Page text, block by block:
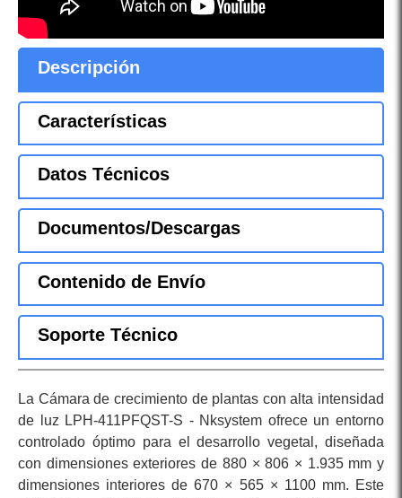
Descripción
Características
Datos Técnicos
Documentos/Descargas
Contenido de Envío
Soporte Técnico
La Cámara de crecimiento de plantas con alta intensidad
de luz LPH-411PFQST-S - Nksystem ofrece un entorno
controlado óptimo para el desarrollo vegetal, diseñada
con dimensiones exteriores de 880 × 806 × 1.935 mm y
dimensiones interiores de 670 × 565 × 1100 mm. Este